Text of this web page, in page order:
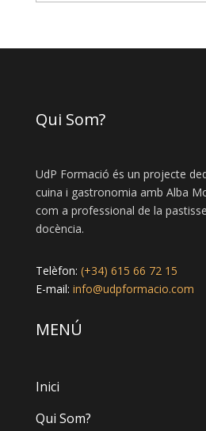
Qui Som?
UdP Formació és un projecte
cuina i gastronomia amb Alba
com a professional de la
docència.
Telèfon: (+34) 615 66 72 15
E-mail: info@udpformacio.com
MENÚ
Inici
Qui Som?